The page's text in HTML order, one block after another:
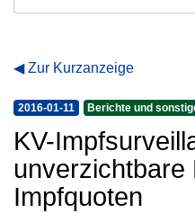
Zur Kurzanzeige
2016-01-11 Berichte und
KV-
unverzichtbare
Impfquoten